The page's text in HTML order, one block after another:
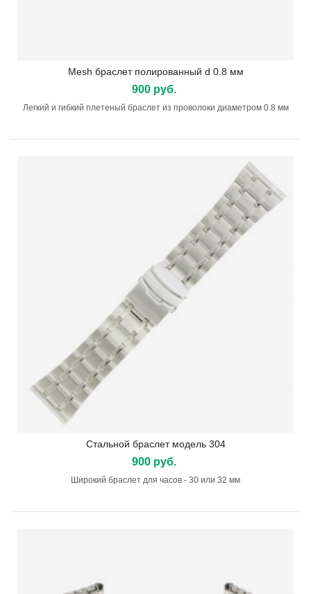
Mesh браслет полированный d 0.8 мм
900 руб.
Легкий и гибкий плетеный браслет из проволоки диаметром 0.8 мм
Стальной браслет модель 304
900 руб.
Широкий браслет для часов - 30 или 32 мм